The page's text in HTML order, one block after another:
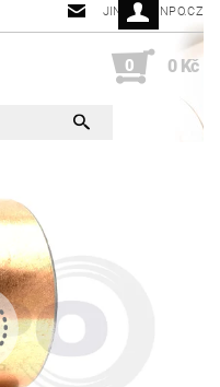
JINPO@JINPO.CZ
0 0 Kč